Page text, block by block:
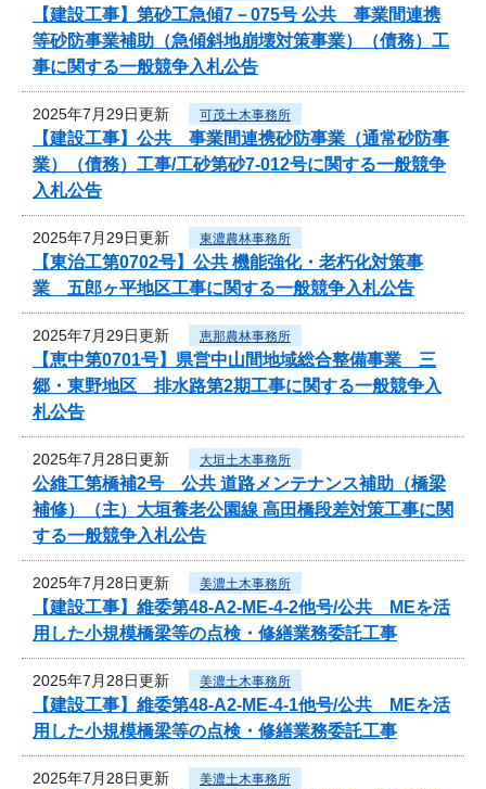
【建設工事】第砂工急傾7－075号 公共 事業間連携
等砂防事業補助（急傾斜地崩壊対策事業）（債務）工
事に関する一般競争入札公告
2025年7月29日更新 可茂土木事務所
【建設工事】公共 事業間連携砂防事業（通常砂防事
業）（債務）工事/工砂第砂7-012号に関する一般競争
入札公告
2025年7月29日更新 東濃農林事務所
【東治工第0702号】公共 機能強化・老朽化対策事
業 五郎ヶ平地区工事に関する一般競争入札公告
2025年7月29日更新 恵那農林事務所
【恵中第0701号】県営中山間地域総合整備事業 三
郷・東野地区 排水路第2期工事に関する一般競争入
札公告
2025年7月28日更新 大垣土木事務所
公維工第橋補2号 公共 道路メンテナンス補助（橋梁
補修）（主）大垣養老公園線 高田橋段差対策工事に関
する一般競争入札公告
2025年7月28日更新 美濃土木事務所
【建設工事】維委第48-A2-ME-4-2他号/公共 MEを活
用した小規模橋梁等の点検・修繕業務委託工事
2025年7月28日更新 美濃土木事務所
【建設工事】維委第48-A2-ME-4-1他号/公共 MEを活
用した小規模橋梁等の点検・修繕業務委託工事
2025年7月28日更新 美濃土木事務所